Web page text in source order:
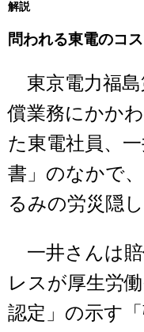
解説
問われる東電のコ
東京電力福島
償業務にかか
た東電社員、
書」のなかで
るみの労災隠
一井さんは賠
レスが厚生労
認定」の示す